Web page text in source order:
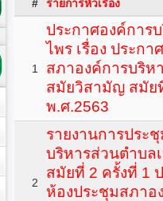
# รายการหัวเรื่อง
1
ประกาศองค์การ
ไพร เรื่อง ประก
สภาองค์การบริห
สมัยวิสามัญ สมัย
พ.ศ.2563
2
รายงานการประ
บริหารส่วนตำบล
สมัยที่ 2 ครั้งที่ 1
ห้องประชุมสภาอ